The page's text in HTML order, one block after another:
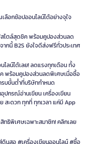
ลือกช้อปออนไลน์ได้อย่างจุใจ
สไตล์สุดชิค พร้อมคูปองส่วนลด
กนี้ B2S ยังใจดีส่งฟรีทั่วประเทศ
ไลน์ได้เลย! ลดแรงทุกเดือน ทั้ง
พร้อมคูปองส่วนลดพิเศษเมื่อซื้อ
รบขั้นต่ำที่บริษัทกำหนด
ปกรณ์อ่านเขียน เครื่องเขียน
สะดวก ทุกที่ ทุกเวลา แค่มี App
ทธิพิเศษเฉพาะสมาชิก! คลิกเลย
ดินสอ #เครื่องเขียนออนไลน์ #ซื้อ